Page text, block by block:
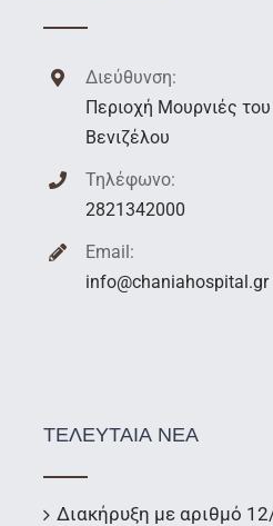
Διεύθυνση:
Περιοχή Μουρνιές
Βενιζέλου
Τηλέφωνο:
2821342000
Email:
info@chaniahospital.gr
ΤΕΛΕΥΤΑΙΑ ΝΕΑ
Διακήρυξη με αριθμό